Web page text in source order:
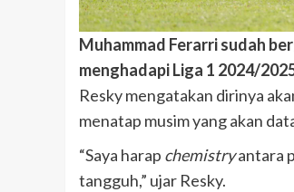
Muhammad Ferarri sudah
menghadapi Liga 1 2024/
Resky mengatakan dirinya
menatap musim yang akan
“Saya harap chemistryantara
tangguh,” ujar Resky.